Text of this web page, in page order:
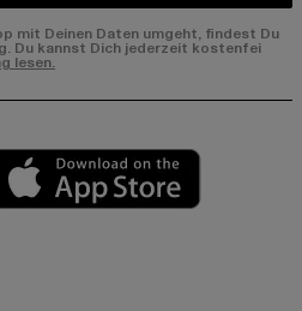
mit Deinen Daten umgeht, findest Du
Du kannst Dich jederzeit kostenfei
lesen.
market